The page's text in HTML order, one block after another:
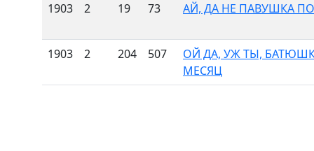
1903
2 19 73 АЙ, ДА НЕ ПАВУШКА
1903 2 204 507
ОЙ ДА, УЖ ТЫ,
МЕСЯЦ